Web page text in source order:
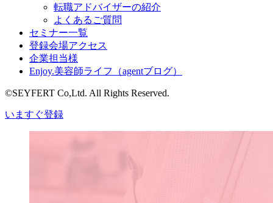
転職アドバイザーの紹介
よくあるご質問
セミナー一覧
登録会場アクセス
企業担当様
Enjoy.美容師ライフ（agentブログ）
©SEYFERT Co,Ltd. All Rights Reserved.
いますぐ登録